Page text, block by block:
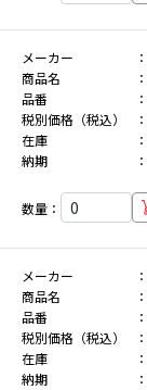
メーカー
商品名
品番
税別価格（税込）
在庫
納期
数量：
メーカー
商品名
品番
税別価格（税込）
在庫
納期